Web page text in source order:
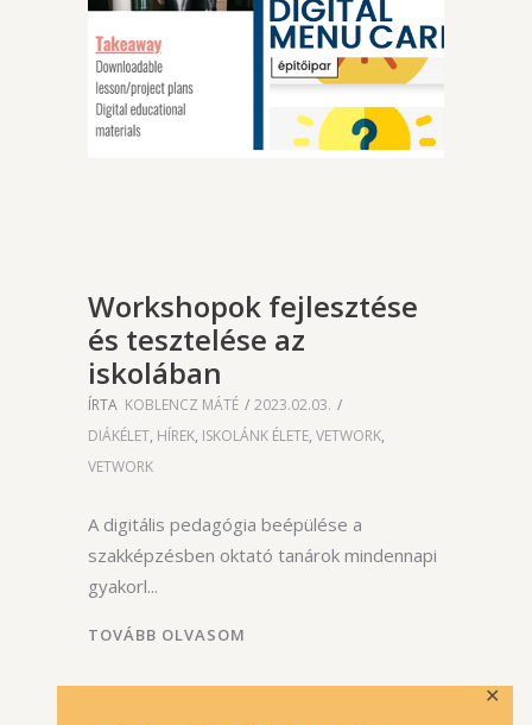
✕
Workshopok fejlesztése
és tesztelése az
iskolában
ÍRTA KOBLENCZ MÁTÉ
2023.02.03.
DIÁKÉLET, HÍREK, ISKOLÁNK ÉLETE, VETWORK,
VETWORK
A digitális pedagógia beépülése a
szakképzésben oktató tanárok mindennapi
gyakorl
TOVÁBB OLVASOM